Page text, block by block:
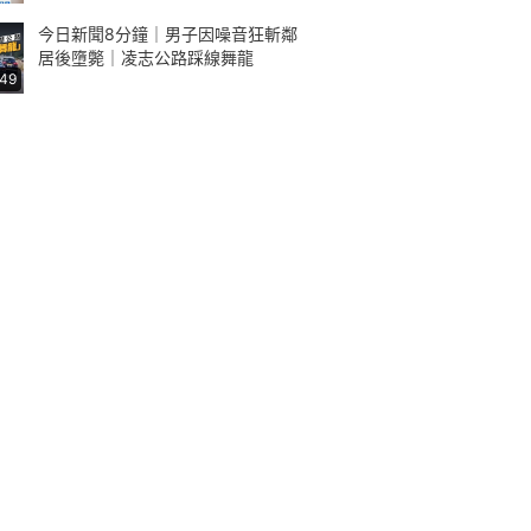
今日新聞8分鐘｜男子因噪音狂斬鄰
居後墮斃｜凌志公路踩線舞龍